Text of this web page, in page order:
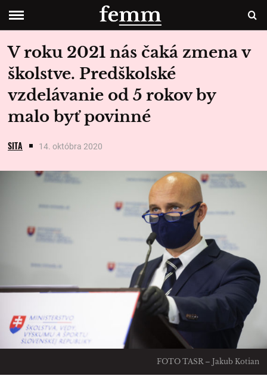
V roku 2021 nás čaká zmena v
školstve. Predškolské
vzdelávanie od 5 rokov by
malo byť povinné
SITA 14. októbra 2020
FOTO TASR – Jakub Kotian